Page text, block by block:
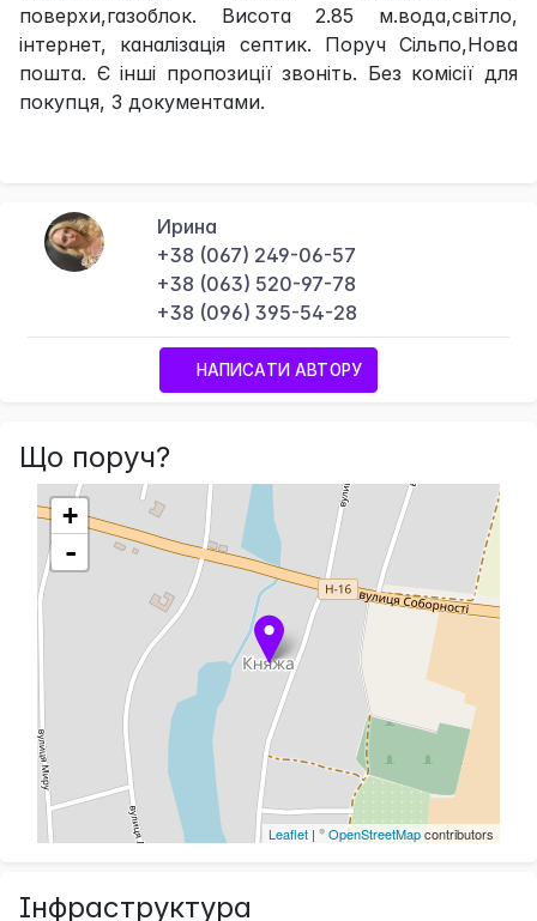
поверхи,газоблок. Висота 2.85 м.вода,світло,
інтернет, каналізація септик. Поруч Сільпо,Нова
пошта. Є інші пропозиції звоніть. Без комісії для
покупця, З документами.
Ирина
+38 (067) 249-06-57
+38 (063) 520-97-78
+38 (096) 395-54-28
НАПИСАТИ АВТОРУ
Що поруч?
+
-
Leaflet | ©OpenStreetMapcontributors
Інфраструктура